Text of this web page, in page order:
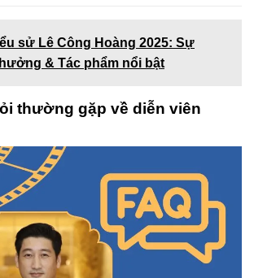
sử Lê Công Hoàng 2025: Sự
& Tác phẩm nổi bật
thường gặp về diễn viên